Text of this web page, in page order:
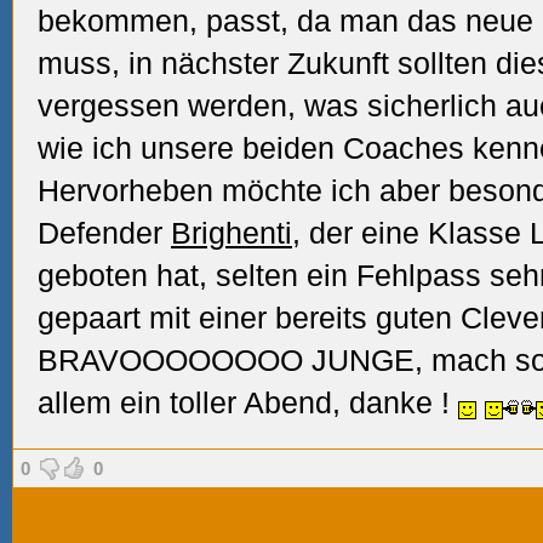
bekommen, passt, da man das
muss, in nächster Zukunft sollten
vergessen werden, was sicherlich
wie ich unsere beiden Coaches
Hervorheben möchte ich aber
Defender Brighenti, der eine Klasse
geboten hat, selten ein Fehlpass
gepaart mit einer bereits guten
BRAVOOOOOOOO JUNGE, mach
allem ein toller Abend, danke !
0 0